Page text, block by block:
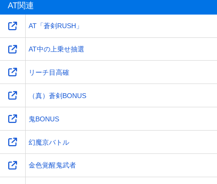
AT関連
AT「蒼剣RUSH」
AT中の上乗せ抽選
リーチ目高確
（真）蒼剣BONUS
鬼BONUS
幻魔京バトル
金色覚醒鬼武者